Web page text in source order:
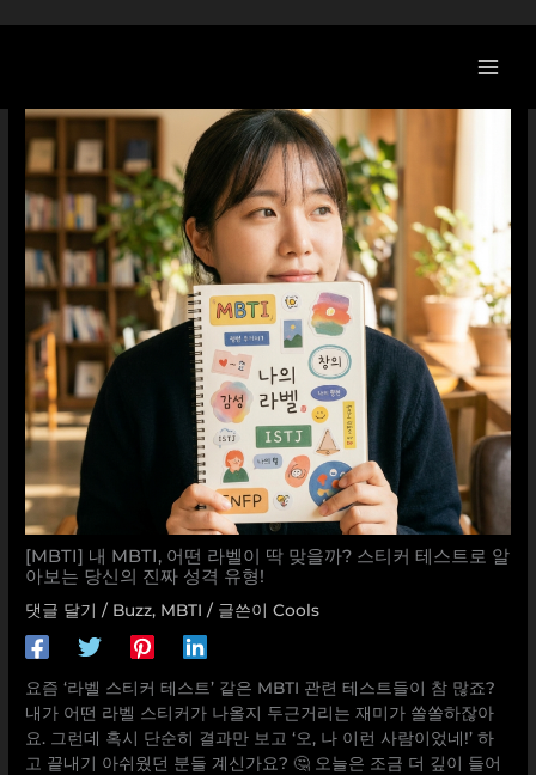
로
[MBTI] 내 MBTI, 어떤 라벨이 딱 맞을까? 스티커 테스트로 알
아보는 당신의 진짜 성격 유형!
댓글 달기 / Buzz, MBTI / 글쓴이Cools
요즘 ‘라벨 스티커 테스트’ 같은 MBTI 관련 테스트들이 참 많죠?
내가 어떤 라벨 스티커가 나올지 두근거리는 재미가 쏠쏠하잖아
요. 그런데 혹시 단순히 결과만 보고 ‘오, 나 이런 사람이었네!’ 하
고 끝내기 아쉬웠던 분들 계신가요? 🤔 오늘은 조금 더 깊이 들어